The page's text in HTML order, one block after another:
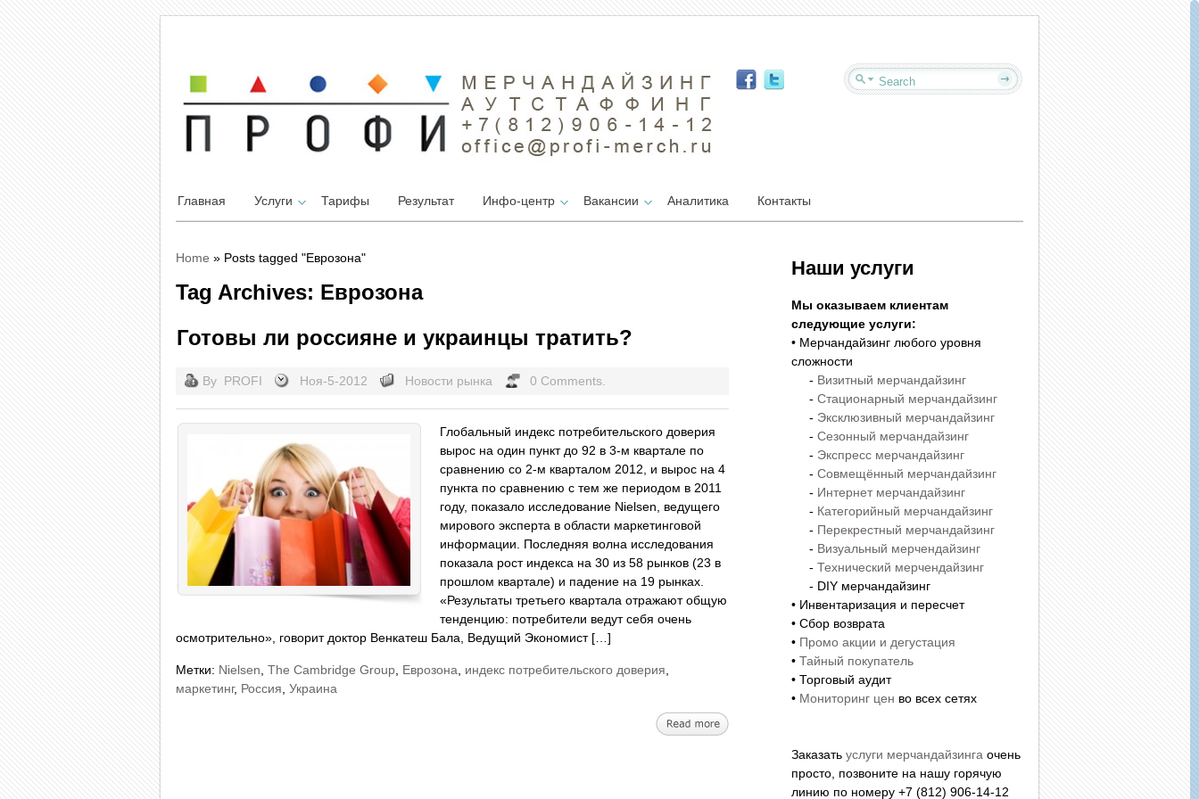
Главная Услуги Тарифы Результат Инфо-центр Вакансии Аналитика Контакты
Home » Posts tagged "Еврозона"
Tag Archives: Еврозона
Готовы ли россияне и украинцы тратить?
By PROFI Ноя-5-2012 Новости рынка 0 Comments.
Глобальный индекс потребительского доверия
вырос на один пункт до 92 в 3-м квартале по
сравнению со 2-м кварталом 2012, и вырос на 4
пункта по сравнению с тем же периодом в 2011
году, показало исследование Nielsen, ведущего
мирового эксперта в области маркетинговой
информации. Последняя волна исследования
показала рост индекса на 30 из 58 рынков (23 в
прошлом квартале) и падение на 19 рынках.
«Результаты третьего квартала отражают общую
тенденцию: потребители ведут себя очень
осмотрительно», говорит доктор Венкатеш Бала, Ведущий Экономист […]
Метки: Nielsen The Cambridge Group Еврозона индекс потребительского доверия
маркетинг, Россия Украина
Наши услуги
Мы оказываем клиентам
следующие услуги:
• Мерчандайзинг любого уровня
сложности
- Визитный мерчандайзинг
- Стационарный мерчандайзинг
- Эксклюзивный мерчандайзинг
- Сезонный мерчандайзинг
- Экспресс мерчандайзинг
- Совмещённый мерчандайзинг
- Интернет мерчандайзинг
- Категорийный мерчандайзинг
- Перекрестный мерчандайзинг
- Визуальный мерчендайзинг
- Технический мерчендайзинг
- DIY мерчандайзинг
• Инвентаризация и пересчет
• Сбор возврата
• Промо акции и дегустация
• Тайный покупатель
• Торговый аудит
• Мониторинг цен во всех сетях
Заказать услуги мерчандайзинга очень
просто, позвоните на нашу горячую
линию по номеру +7 (812) 906-14-12